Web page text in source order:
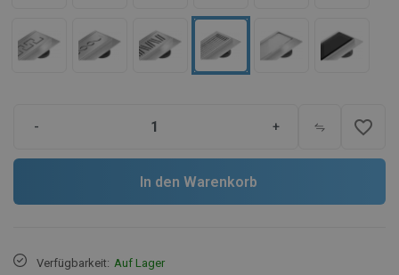
- + favorite_border
In den Warenkorb
Verfügbarkeit: Auf Lager